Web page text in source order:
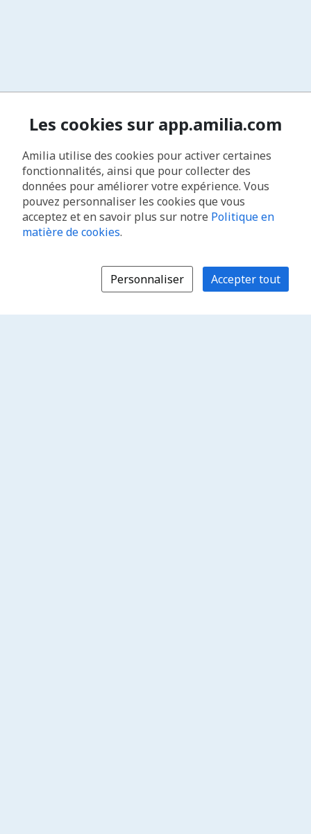
Les cookies sur app.amilia.com
Amilia utilise des cookies pour activer certaines
fonctionnalités, ainsi que pour collecter des
données pour améliorer votre expérience. Vous
pouvez personnaliser les cookies que vous
acceptez et en savoir plus sur notre Politique en
matière de cookies.
Personnaliser Accepter tout